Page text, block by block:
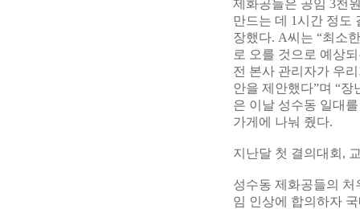
제화공들은 공임 3천
만드는 데 1시간 정도
장했다. A씨는 “최소
로 오를 것으로 예상
전 본사 관리자가 우
안을 제안했다”며 “
은 이날 성수동 일대
가게에 나눠 줬다.
지난달 첫 결의대회,
성수동 제화공들의
임 인상에 합의하자